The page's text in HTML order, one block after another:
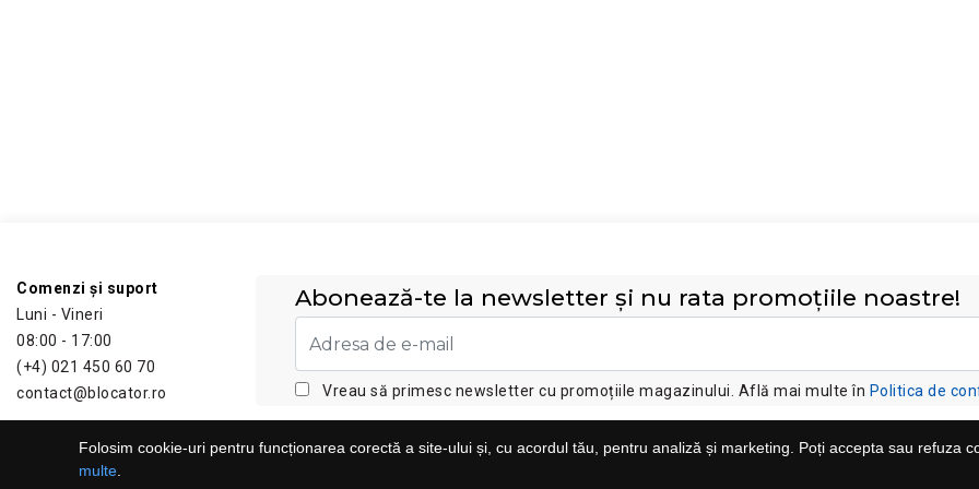
Comenzi și suport
Luni - Vineri
08:00 - 17:00
(+4) 021 450 60 70
contact@blocator.ro
Abonează-te la newsletter și nu rata promoțiile noastre!
Vreau să primesc newsletter cu promoțiile magazinului. Află mai multe în Politica de
Comandă online
Suport clienți
Servicii clienți
Folosim cookie-uri pentru funcționarea corectă a site-ului și, cu acordul tău, pentru analiză și marketing. Poți accepta sau refuza
multe